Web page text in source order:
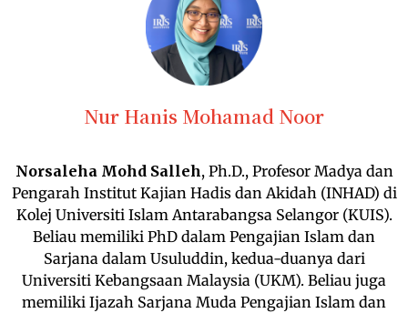
Nur Hanis Mohamad Noor
Norsaleha Mohd Salleh, Ph.D., Profesor Madya dan
Pengarah Institut Kajian Hadis dan Akidah (INHAD) di
Kolej Universiti Islam Antarabangsa Selangor (KUIS).
Beliau memiliki PhD dalam Pengajian Islam dan
Sarjana dalam Usuluddin, kedua-duanya dari
Universiti Kebangsaan Malaysia (UKM). Beliau juga
memiliki Ijazah Sarjana Muda Pengajian Islam dan